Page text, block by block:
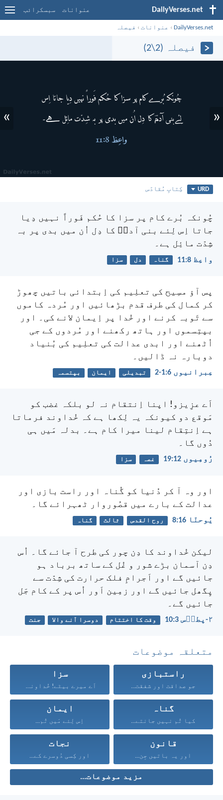
DailyVerses.net عنوانات سبسکرائب
DailyVerses.net
› عنوانات › فیصلہ
فیصلہ (2\2)
«
»
URD کِتابِ مُقادّس
چُونکہ بُرے کام پر سزا کا حُکم فَوراً نہیں دِیا
جاتا اِس لِئے بنی آدمؔ کا دِل اُن میں بدی پر بہ
شِدّت مائِل ہے۔
واعِظ 8:‏11 گناہ دل سزا
پس آؤ مسِیح کی تعلِیم کی اِبتدائی باتیں چھوڑ
کر کمال کی طرف قدم بڑھائیں اور مُردہ کاموں
سے تَوبہ کرنے اور خُدا پر اِیمان لانے کی۔ اور
بپتِسموں اور ہاتھ رکھنے اور مُردوں کے جی
اُٹھنے اور ابدی عدالت کی تعلِیم کی بُنیاد
دوبارہ نہ ڈالیں۔
عِبرانیوں 6:‏1-‏2 تبدیلی ایمان بپتسمہ
اَے عزِیزو! اپنا اِنتقام نہ لو بلکہ غضب کو
مَوقع دو کیونکہ یہ لِکھا ہے کہ خُداوند فرماتا
ہے اِنتِقام لینا میرا کام ہے۔ بدلہ مَیں ہی
دُوں گا۔
رُومِیوں 12:‏19 غصہ سزا
اور وہ آ کر دُنیا کو گُناہ اور راست بازی اور
عدالت کے بارے میں قصُوروار ٹھہرائے گا۔
یُوحنّا 16:‏8 روح القدس ثالث گناہ
لیکن خُداوند کا دِن چور کی طرح آ جائے گا۔ اُس
دِن آسمان بڑے شور و غُل کے ساتھ برباد ہو
جائیں گے اور اَجرامِ فلک حرارت کی شِدّت سے
پِگھل جائیں گے اور زمِین اَور اُس پر کے کام جَل
جائیں گے۔
۲-پطرؔس 3:‏10 وقت کا اختتام دوسرا آنے والا جنت
متعلقہ موضوعات
راستبازی
جو صداقت اور شفقت...
سزا
اَے میرے بیٹے! خُداوند...
گناہ
کیا تُم نہیں جانتے...
ایمان
اِس لِئے مَیں تُم...
قانون
اور یہ باتیں جِن...
نجات
اور کِسی دُوسرے کے...
مزید موضوعات...